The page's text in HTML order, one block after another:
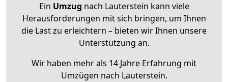
Ein Umzug nach Lauterstein kann viele
Herausforderungen mit sich bringen, um Ihnen
die Last zu erleichtern – bieten wir Ihnen unsere
Unterstützung an.
Wir haben mehr als 14 Jahre Erfahrung mit
Umzügen nach Lauterstein.